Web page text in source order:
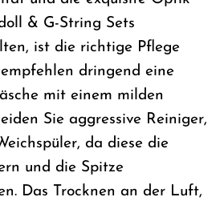
& G-String Sets
ist die richtige Pflege
dringend eine
mit einem milden
Sie aggressive Reiniger,
da diese die
und die Spitze
Das Trocknen an der Luft,